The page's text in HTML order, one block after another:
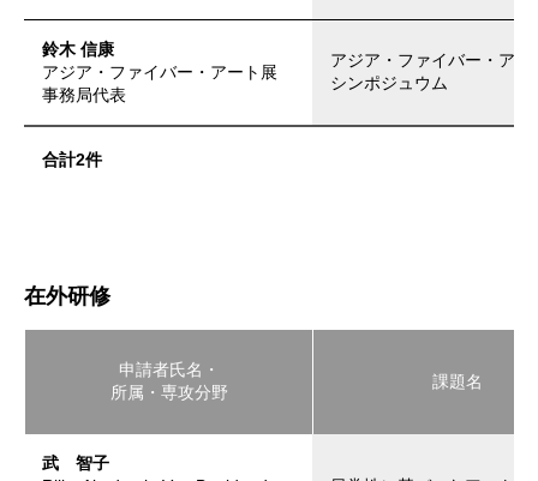
鈴木 信康
アジア・ファイバー・アート展
事務局代表
アジア・ファイバー・アー
シンポジュウム
合計2件
在外研修
申請者氏名・
所属・専攻分野
課題名
武 智子